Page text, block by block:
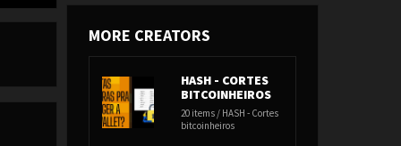
MORE CREATORS
HASH - CORTES
BITCOINHEIROS
20 items / HASH - Cortes
bitcoinheiros